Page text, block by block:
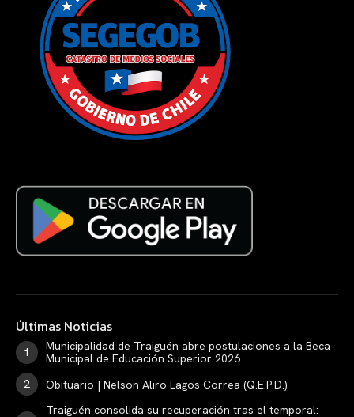
Últimas Noticias
Municipalidad de Traiguén abre postulaciones a la Beca
Municipal de Educación Superior 2026
Obituario | Nelson Aliro Lagos Correa (Q.E.P.D.)
Traiguén consolida su recuperación tras el temporal: